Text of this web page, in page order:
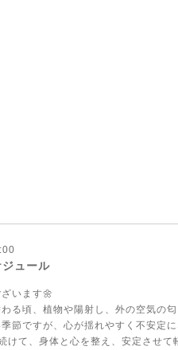
ュール
います🌼
る頃、植物や陽射し、外の空気の
節ですが、心が揺れやすく不安定
けて、身体と心を整え、安定させて